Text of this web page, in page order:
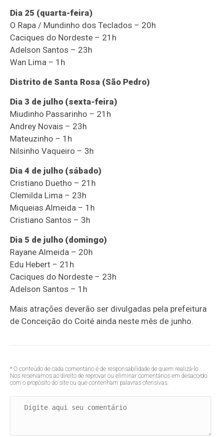
Dia 25 (quarta-feira)
O Rapa / Mundinho dos Teclados – 20h
Caciques do Nordeste – 21h
Adelson Santos – 23h
Wan Lima – 1h
Distrito de Santa Rosa (São Pedro)
Dia 3 de julho (sexta-feira)
Miudinho Passarinho – 21h
Andrey Novais – 23h
Mateuzinho – 1h
Nilsinho Vaqueiro – 3h
Dia 4 de julho (sábado)
Cristiano Duetho – 21h
Clemilda Lima – 23h
Miqueias Almeida – 1h
Cristiano Santos – 3h
Dia 5 de julho (domingo)
Rayane Almeida – 20h
Edu Hebert – 21h
Caciques do Nordeste – 23h
Adelson Santos – 1h
Mais atrações deverão ser divulgadas pela prefeitura
de Conceição do Coité ainda neste mês de junho.
* O conteúdo de cada comentário é de responsabilidade de quem realizá-lo.
Nos reservamos ao direito de reprovar ou eliminar comentários em desacordo
com o propósito do site ou que contenham palavras ofensivas.